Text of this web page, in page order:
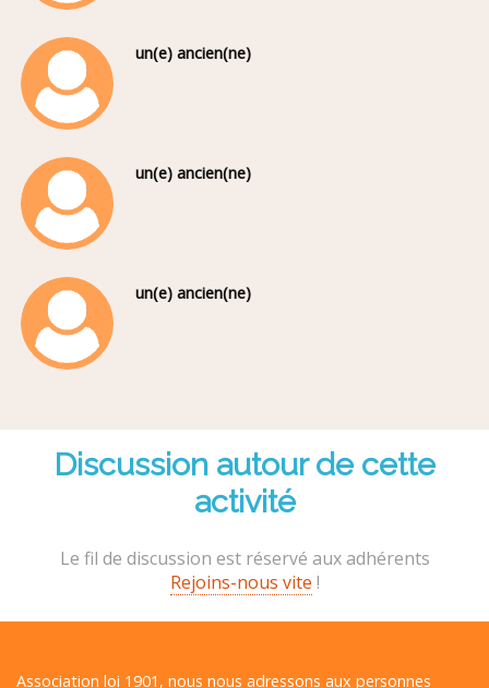
un(e) ancien(ne)
un(e) ancien(ne)
un(e) ancien(ne)
Discussion autour de cette
activité
Le fil de discussion est réservé aux adhérents
Rejoins-nous vite !
Association loi 1901, nous nous adressons aux personnes